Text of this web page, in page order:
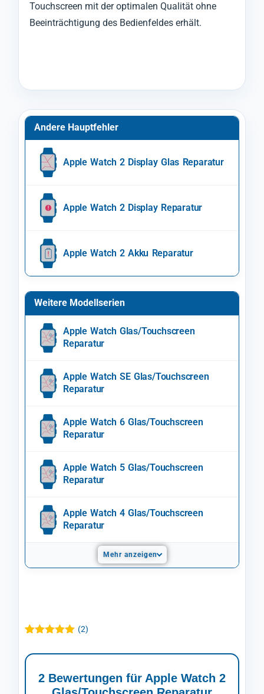
Touchscreen mit der optimalen Qualität ohne
Beeinträchtigung des Bedienfeldes erhält.
Andere Hauptfehler
Apple Watch 2 Display Glas Reparatur
Apple Watch 2 Display Reparatur
Apple Watch 2 Akku Reparatur
Weitere Modellserien
Apple Watch Glas/Touchscreen
Reparatur
Apple Watch SE Glas/Touchscreen
Reparatur
Apple Watch 6 Glas/Touchscreen
Reparatur
Apple Watch 5 Glas/Touchscreen
Reparatur
Apple Watch 4 Glas/Touchscreen
Reparatur
Mehr anzeigen
5.00von 5,
basierend
Kundenbewertungen
(2)
2 Bewertungen für Apple Watch 2